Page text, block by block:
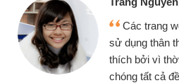
web cho vay tiền online
thiện, dễ hiểu.Tôi rất
gian giải ngân nhanh
thực hiện Online.